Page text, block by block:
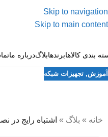
Skip to navigation
Skip to main content
بندی کالاهابرندهابلاگدرباره ما
آموزش, تجهیزات شبکه
خانه » بلاگ » اشتباه رایج در نصب